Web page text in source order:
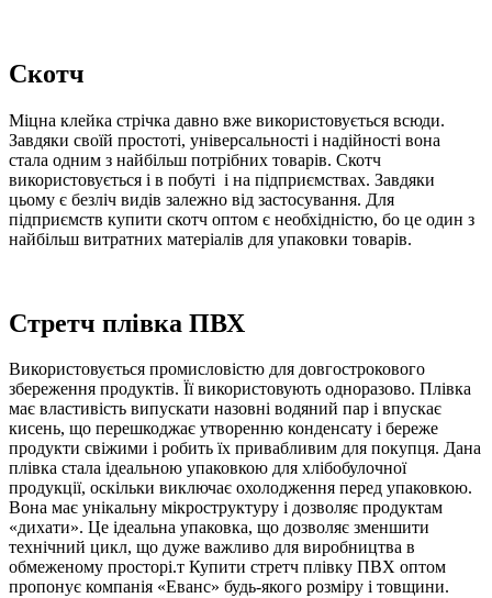
Скотч
Міцна клейка стрічка давно вже використовується всюди.
Завдяки своїй простоті, універсальності і надійності вона
стала одним з найбільш потрібних товарів. Скотч
використовується і в побуті і на підприємствах. Завдяки
цьому є безліч видів залежно від застосування. Для
підприємств купити скотч оптом є необхідністю, бо це один з
найбільш витратних матеріалів для упаковки товарів.
Стретч плівка ПВХ
Використовується промисловістю для довгострокового
збереження продуктів. Її використовують одноразово. Плівка
має властивість випускати назовні водяний пар і впускає
кисень, що перешкоджає утворенню конденсату і береже
продукти свіжими і робить їх привабливим для покупця. Дана
плівка стала ідеальною упаковкою для хлібобулочної
продукції, оскільки виключає охолодження перед упаковкою.
Вона має унікальну мікроструктуру і дозволяє продуктам
«дихати». Це ідеальна упаковка, що дозволяє зменшити
технічний цикл, що дуже важливо для виробництва в
обмеженому просторі.т Купити стретч плівку ПВХ оптом
пропонує компанія «Еванс» будь-якого розміру і товщини.